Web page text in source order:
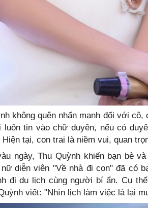
không quên nhấn mạnh đối với
luôn tin vào chữ duyên, nếu có
tại, con trai là niềm vui, quan
ngày, Thu Quỳnh khiến bạn bè
diễn viên "Về nhà đi con" đã có
đi du lịch cùng người bí ẩn. Cụ
viết: "Nhìn lịch làm việc là lại